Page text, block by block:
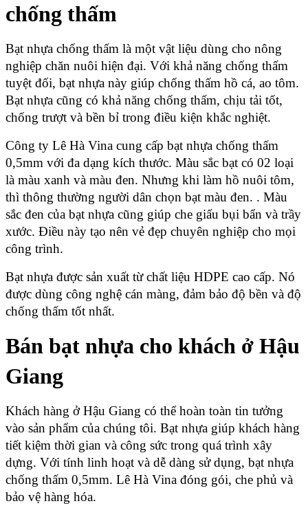
chống thấm
Bạt nhựa chống thấm là một vật liệu dùng cho nông
nghiệp chăn nuôi hiện đại. Với khả năng chống thấm
tuyệt đối, bạt nhựa này giúp chống thấm hồ cá, ao tôm.
Bạt nhựa cũng có khả năng chống thấm, chịu tải tốt,
chống trượt và bền bỉ trong điều kiện khắc nghiệt.
Công ty Lê Hà Vina cung cấp bạt nhựa chống thấm
0,5mm với đa dạng kích thước. Màu sắc bạt có 02 loại
là màu xanh và màu đen. Nhưng khi làm hồ nuôi tôm,
thì thông thường người dân chọn bạt màu đen. . Màu
sắc đen của bạt nhựa cũng giúp che giấu bụi bẩn và trầy
xước. Điều này tạo nên vẻ đẹp chuyên nghiệp cho mọi
công trình.
Bạt nhựa được sản xuất từ chất liệu HDPE cao cấp. Nó
được dùng công nghệ cán màng, đảm bảo độ bền và độ
chống thấm tốt nhất.
Bán bạt nhựa cho khách ở Hậu
Giang
Khách hàng ở Hậu Giang có thể hoàn toàn tin tưởng
vào sản phẩm của chúng tôi. Bạt nhựa giúp khách hàng
tiết kiệm thời gian và công sức trong quá trình xây
dựng. Với tính linh hoạt và dễ dàng sử dụng, bạt nhựa
chống thấm 0,5mm. Lê Hà Vina đóng gói, che phủ và
bảo vệ hàng hóa.